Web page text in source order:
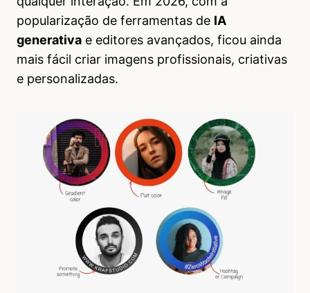
popularização de ferramentas de IA
generativa e editores avançados, ficou ainda
mais fácil criar imagens profissionais, criativas
e personalizadas.